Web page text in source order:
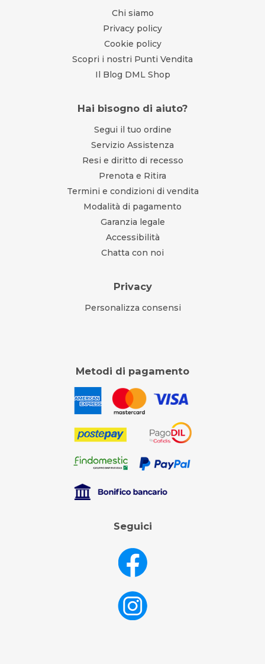
Chi siamo
Privacy policy
Cookie policy
Scopri i nostri Punti Vendita
Il Blog DML Shop
Hai bisogno di aiuto?
Segui il tuo ordine
Servizio Assistenza
Resi e diritto di recesso
Prenota e Ritira
Termini e condizioni di vendita
Modalità di pagamento
Garanzia legale
Accessibilità
Chatta con noi
Privacy
Personalizza consensi
Metodi di pagamento
Seguici